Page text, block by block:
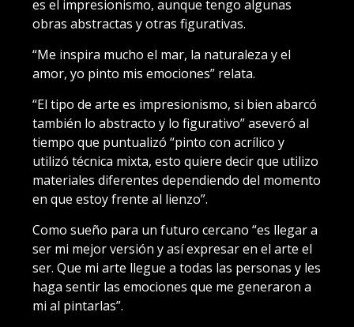
es el impresionismo, aunque tengo algunas
obras abstractas y otras figurativas.
“Me inspira mucho el mar, la naturaleza y el
amor, yo pinto mis emociones” relata.
“El tipo de arte es impresionismo, si bien abarcó
también lo abstracto y lo figurativo” aseveró al
tiempo que puntualizó “pinto con acrílico y
utilizó técnica mixta, esto quiere decir que utilizo
materiales diferentes dependiendo del momento
en que estoy frente al lienzo”.
Como sueño para un futuro cercano “es llegar a
ser mi mejor versión y así expresar en el arte el
ser. Que mi arte llegue a todas las personas y les
haga sentir las emociones que me generaron a
mi al pintarlas”.